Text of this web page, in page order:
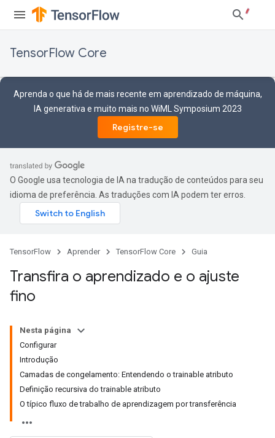
TensorFlow Core
Aprenda o que há de mais recente em aprendizado de máquina,
IA generativa e muito mais no WiML Symposium 2023
Registre-se
O Google usa tecnologia de IA na tradução de conteúdos para seu
idioma de preferência. As traduções com IA podem ter erros.
TensorFlow Aprender TensorFlow Core Guia
Transfira o aprendizado e o ajuste
fino
Nesta página
Configurar
Introdução
Camadas de congelamento: Entendendo o trainable atributo
Definição recursiva do trainable atributo
O típico fluxo de trabalho de aprendizagem por transferência